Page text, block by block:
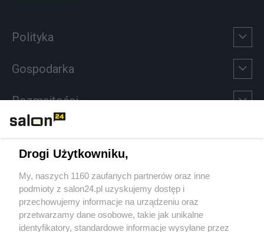
Polityka
Gospodarka
Rozmaitości
Sport
Społeczeństwo
Kultura
Drogi Użytkowniku,
My, naszych 1160 zaufanych partnerów oraz inne
podmioty z salon24.pl uzyskujemy dostęp i
przechowujemy informacje na urządzeniu oraz
przetwarzamy dane osobowe, takie jak unikalne
identyfikatory, standardowe informacje wysyłane przez